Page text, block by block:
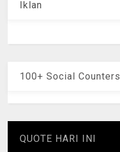
Iklan
100+ Social Counters
QUOTE HARI INI